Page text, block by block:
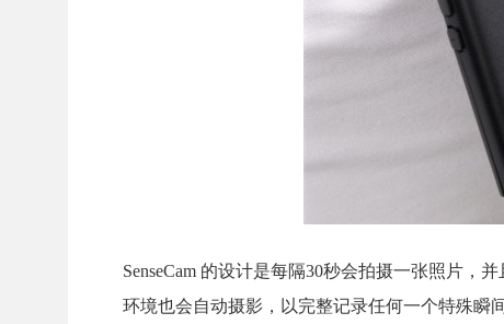
SenseCam 的设计是每隔30秒会拍摄一张照片，
环境也会自动摄影，以完整记录任何一个特殊瞬间